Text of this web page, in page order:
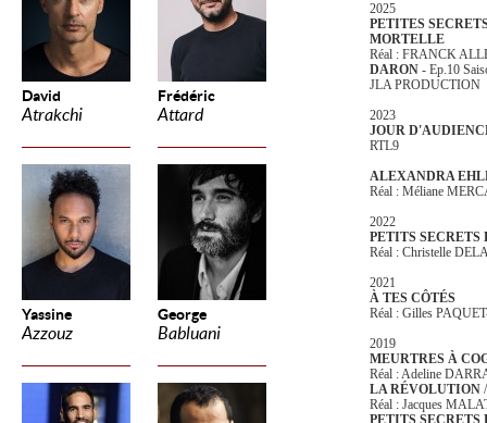
David
Atrakchi
Frédéric
Attard
Yassine
Azzouz
George
Babluani
2025
PETITES
MORTELLE
Réal : FRANCK
DARON - Ep.10
JLA PRODUCTION
2023
JOUR
RTL9
ALEXANDRA
Réal : Méliane
2022
PETITS
Réal : Christelle
2021
À TES CÔTÉS
Réal : Gilles
2019
MEURTRES À
Réal : Adeline
LA RÉVOLUTION
Réal : Jacques
PETITS